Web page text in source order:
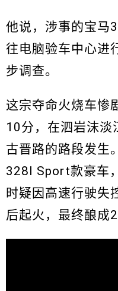
他说，涉事的宝马
往电脑验车中心进
步调查。
这宗夺命火烧车惨
10分，在泗岩沫淡
古晋路的路段发生
328I Sport款豪车
时疑因高速行驶失
后起火，最终酿成